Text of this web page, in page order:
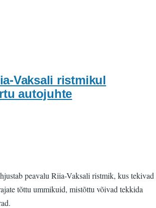
Vaksali ristmikul
autojuhte
peavalu Riia-Vaksali ristmik, kus tekivad
tõttu ummikuid, mistõttu võivad tekkida